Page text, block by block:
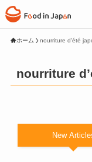
ホーム nourriture d'été
nourriture
New